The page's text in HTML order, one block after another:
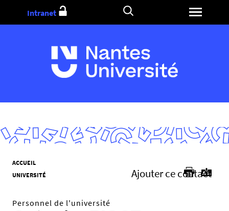
Aller
Intranet
V
o
s
ACCUEIL
UNIVERSITÉ
Ajouter ce contact
Personnel de l'université